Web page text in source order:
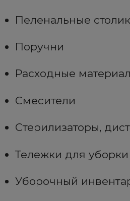
Пеленальные
Поручни
Расходные
Смесители
Стерилизаторы,
Тележки для уборки
Уборочный